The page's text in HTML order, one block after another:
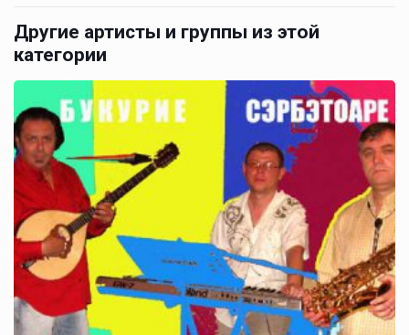
Другие артисты и группы из этой
категории